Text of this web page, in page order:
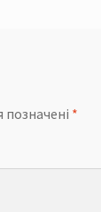
позначені *